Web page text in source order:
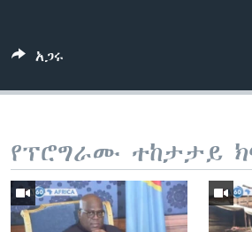
አጋሩ
የፕሮግራሙ ተከታታይ